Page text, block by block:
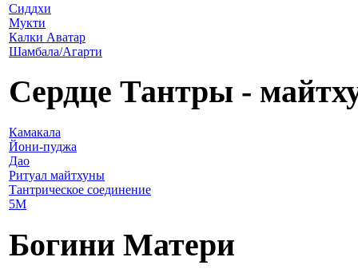
Сиддхи
Мукти
Калки Аватар
Шамбала/Агарти
Сердце Тантры -
Камакала
Йони-пуджа
Дао
Ритуал майтхуны
Тантрическое соединение
5М
Богини Матери